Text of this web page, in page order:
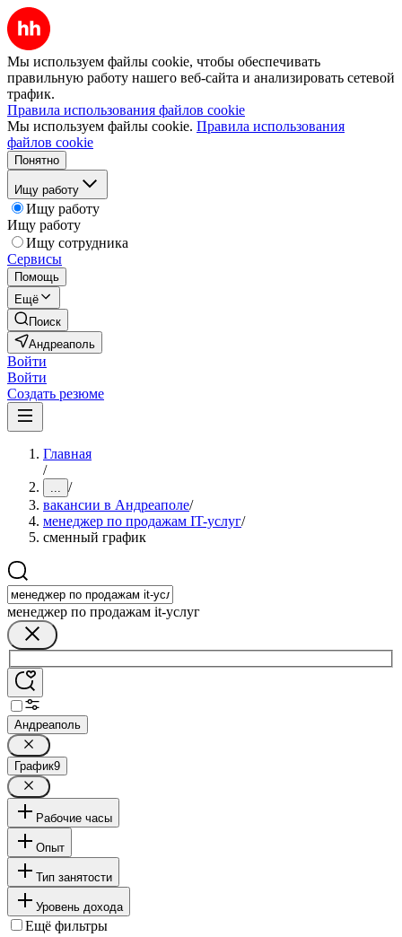
Мы используем файлы cookie, чтобы обеспечивать
правильную работу нашего веб-сайта и анализировать сетевой
трафик.
Правила использования файлов cookie
Мы используем файлы cookie. Правила использования
файлов cookie
Понятно
Ищу работу
Ищу работу
Ищу работу
Ищу сотрудника
Сервисы
Помощь
Ещё
Поиск
Андреаполь
Войти
Войти
Создать резюме
Главная
/
... /
вакансии в Андреаполе/
менеджер по продажам IT-услуг/
сменный график
менеджер по продажам it-услуг
Андреаполь
График9
Рабочие часы
Опыт
Тип занятости
Уровень дохода
Ещё фильтры